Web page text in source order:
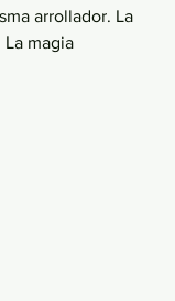
arrollador. La
magia